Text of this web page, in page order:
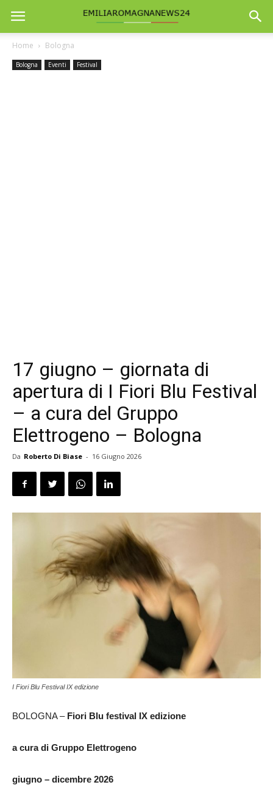
Home Bologna
Bologna Eventi Festival
17 giugno – giornata di
apertura di I Fiori Blu Festival
– a cura del Gruppo
Elettrogeno – Bologna
Da Roberto Di Biase - 16 Giugno 2026
I Fiori Blu Festival IX edizione
BOLOGNA –Fiori Blu festival IX edizione
a cura di Gruppo Elettrogeno
giugno – dicembre 2026